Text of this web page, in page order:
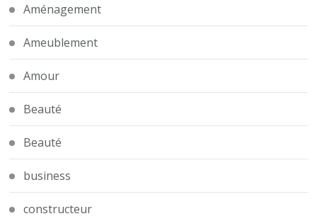
Aménagement
Ameublement
Amour
Beauté
Beauté
business
constructeur